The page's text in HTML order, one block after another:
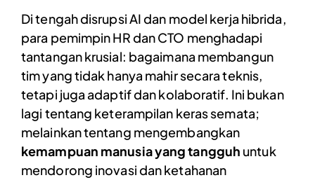
Di tengah disrupsi AI dan model kerja hibrida,
para pemimpin HR dan CTO menghadapi
tantangan krusial: bagaimana membangun
tim yang tidak hanya mahir secara teknis,
tetapi juga adaptif dan kolaboratif. Ini bukan
lagi tentang keterampilan keras semata;
melainkan tentang mengembangkan
kemampuan manusia yang tangguh untuk
mendorong inovasi dan ketahanan